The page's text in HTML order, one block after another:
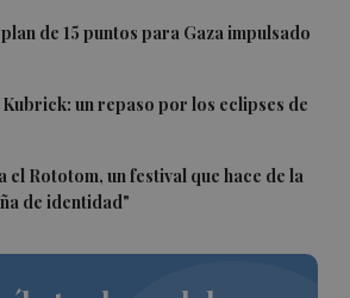
de 15 puntos para Gaza impulsado
un repaso por los eclipses de
el Rototom, un festival que hace de la
de identidad"